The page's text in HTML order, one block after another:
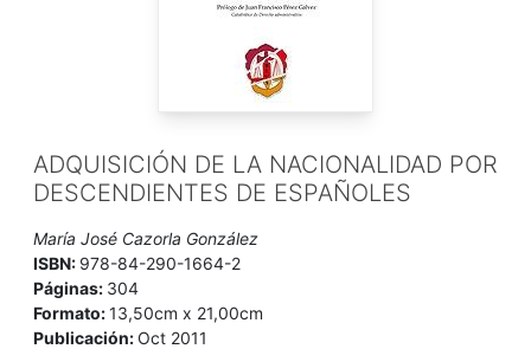
ADQUISICIÓN DE LA NACIONALIDAD POR
DESCENDIENTES DE ESPAÑOLES
María José Cazorla González
ISBN: 978-84-290-1664-2
Páginas: 304
Formato:13,50cm x 21,00cm
Publicación:Oct 2011